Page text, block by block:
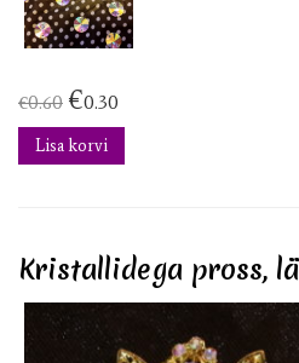
€0.60 €0.30
Lisa korvi
Kristallidega pross,